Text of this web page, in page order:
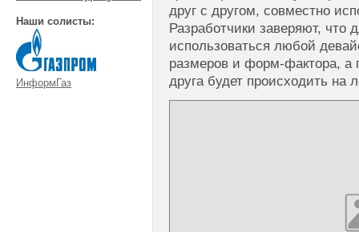
Наши солисты:
ИнформГаз
друг с другом, совместно
Разработчики заверяют, что
использоваться любой
размеров и форм-фактора, а
друга будет происходить на